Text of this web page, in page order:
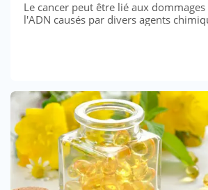
Le cancer peut être lié aux
l'ADN causés par divers agents